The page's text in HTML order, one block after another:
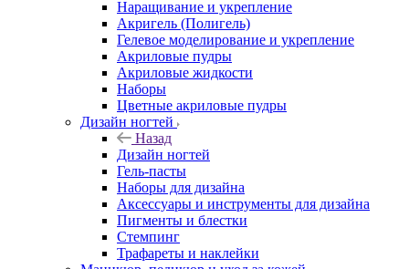
Наращивание и укрепление
Акригель (Полигель)
Гелевое моделирование и укрепление
Акриловые пудры
Акриловые жидкости
Наборы
Цветные акриловые пудры
Дизайн ногтей
Назад
Дизайн ногтей
Гель-пасты
Наборы для дизайна
Аксессуары и инструменты для дизайна
Пигменты и блестки
Стемпинг
Трафареты и наклейки